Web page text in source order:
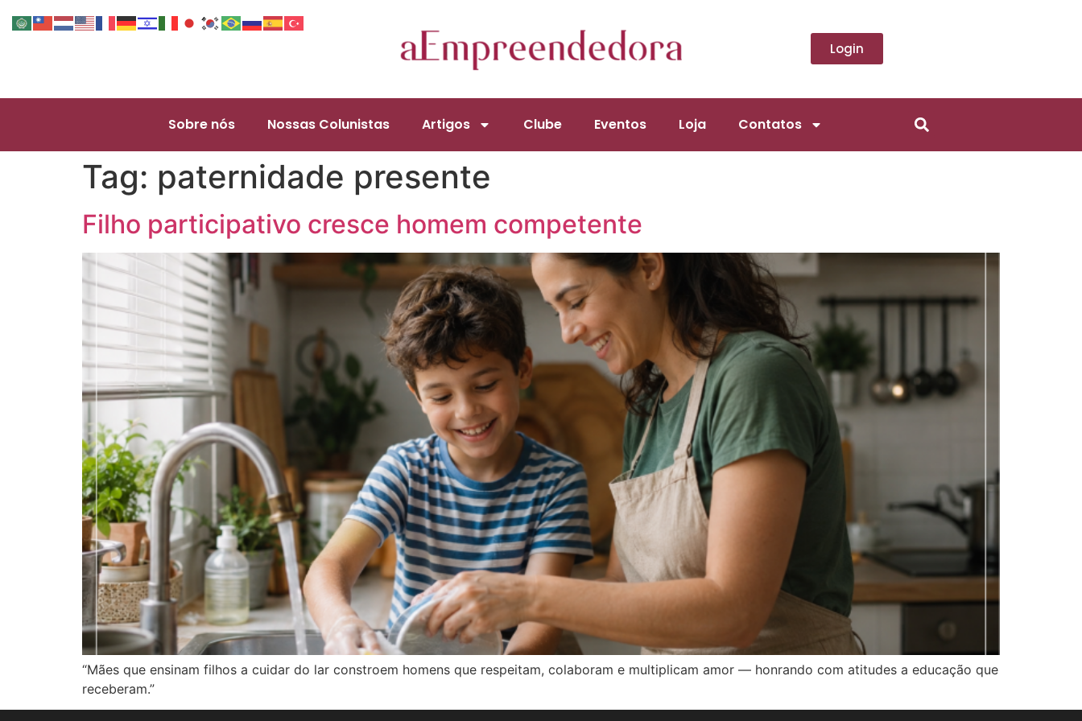
Login
Sobre nós Nossas Colunistas Artigos Clube Eventos Loja Contatos
Tag: paternidade presente
Filho participativo cresce homem competente
“Mães que ensinam filhos a cuidar do lar constroem homens que respeitam, colaboram e multiplicam amor — honrando com atitudes a educação que
receberam.”